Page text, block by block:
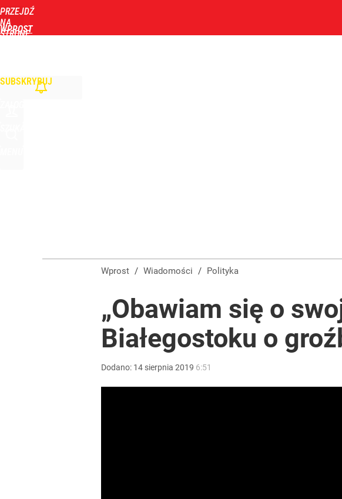
PRZEJDŹ
NA
STRONĘ
WPROST
SUBSKRYBUJ
Wprost / Wiadomości / Polityka
„Obawiam się o
Białegostoku o
Dodano: 14 sierpnia 2019 6:51